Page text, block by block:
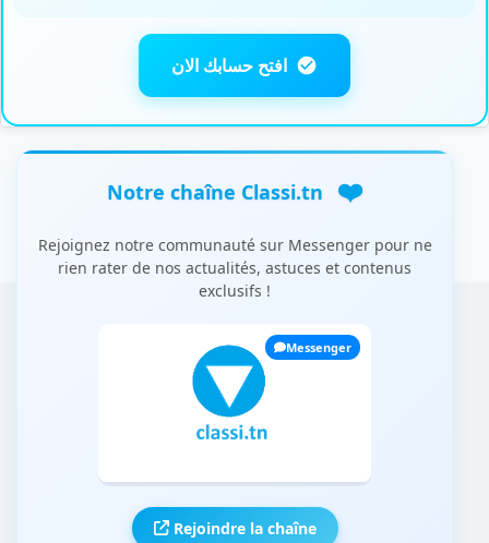
افتح حسابك الان
Notre chaîne Classi.tn ❤️
Rejoignez notre communauté sur Messenger pour ne
rien rater de nos actualités, astuces et contenus
exclusifs !
Messenger
Rejoindre la chaîne